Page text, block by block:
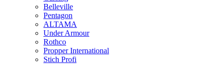
Belleville
Pentagon
ALTAMA
Under Armour
Rothco
Propper International
Stich Profi